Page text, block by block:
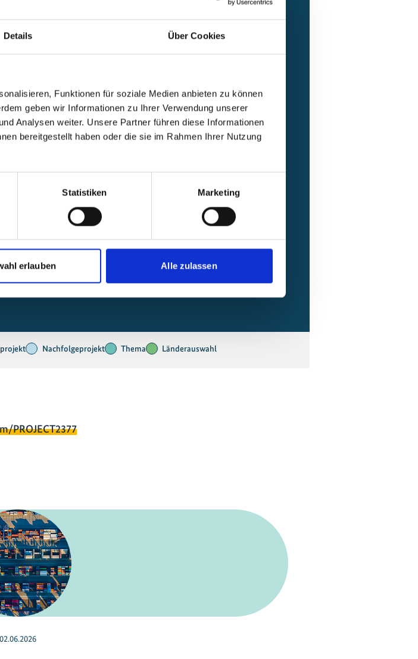
Details Über Cookies
Funktionen für soziale Medien anbieten zu können
geben wir Informationen zu Ihrer Verwendung unserer
Analysen weiter. Unsere Partner führen diese Informationen
bereitgestellt haben oder die sie im Rahmen Ihrer Nutzung
Statistiken Marketing
erlauben Alle zulassen
Indien
Indien
Nachfolgeprojekt Thema Länderauswahl
PROJECT2377
02.06.2026